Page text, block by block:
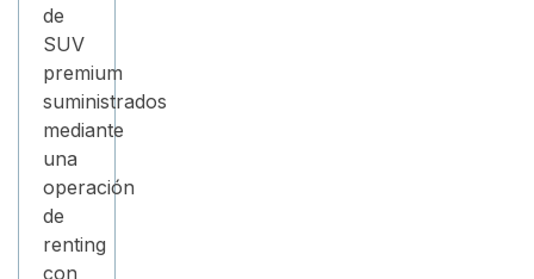
de
SUV
premium
suministrados
mediante
una
operación
de
renting
con